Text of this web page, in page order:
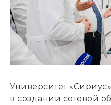
Университет
в создании сетевой